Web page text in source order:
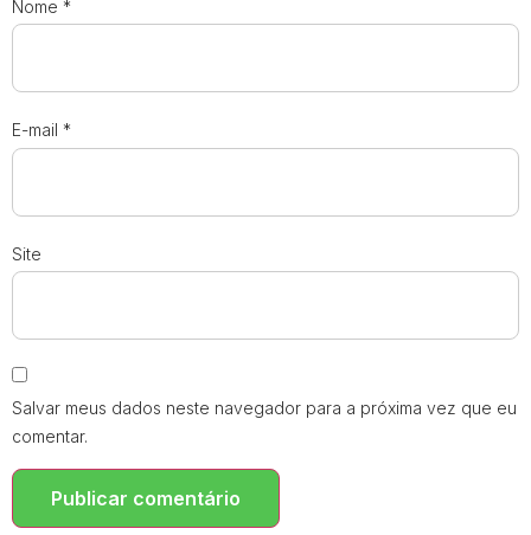
Nome *
E-mail *
Site
Salvar meus dados neste navegador para a próxima vez que eu
comentar.